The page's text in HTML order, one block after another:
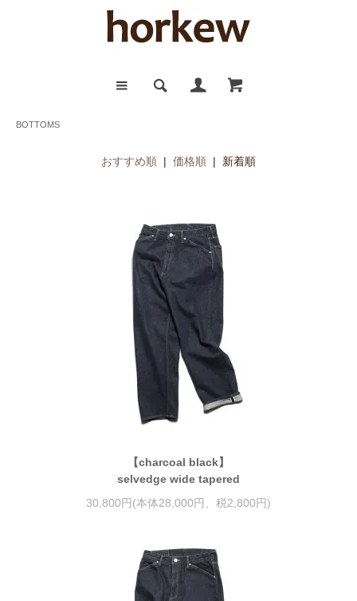
BOTTOMS
おすすめ順 | 価格順 | 新着順
【charcoal black】
selvedge wide tapered
30,800円(本体28,000円、税2,800円)